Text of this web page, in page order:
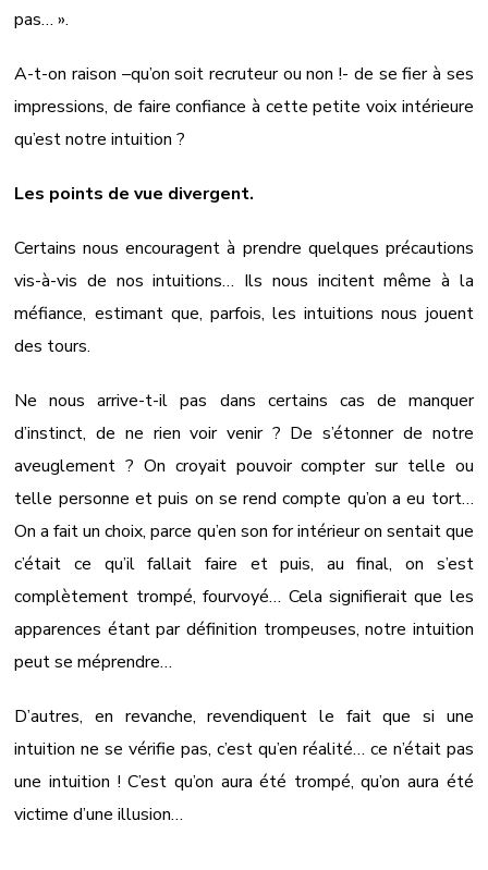
pas… ».
A-t-on raison –qu’on soit recruteur ou non !- de se fier à ses
impressions, de faire confiance à cette petite voix intérieure
qu’est notre intuition ?
Les points de vue divergent.
Certains nous encouragent à prendre quelques précautions
vis-à-vis de nos intuitions… Ils nous incitent même à la
méfiance, estimant que, parfois, les intuitions nous jouent
des tours.
Ne nous arrive-t-il pas dans certains cas de manquer
d’instinct, de ne rien voir venir ? De s’étonner de notre
aveuglement ? On croyait pouvoir compter sur telle ou
telle personne et puis on se rend compte qu’on a eu tort…
On a fait un choix, parce qu’en son for intérieur on sentait que
c’était ce qu’il fallait faire et puis, au final, on s’est
complètement trompé, fourvoyé… Cela signifierait que les
apparences étant par définition trompeuses, notre intuition
peut se méprendre…
D’autres, en revanche, revendiquent le fait que si une
intuition ne se vérifie pas, c’est qu’en réalité… ce n’était pas
une intuition ! C’est qu’on aura été trompé, qu’on aura été
victime d’une illusion…